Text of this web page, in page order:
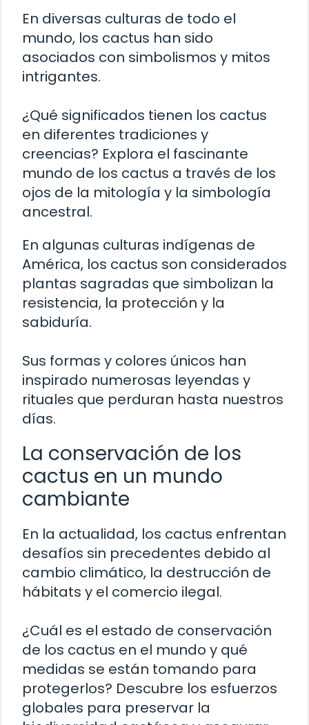
En diversas culturas de todo el
mundo, los cactus han sido
asociados con simbolismos y mitos
intrigantes.
¿Qué significados tienen los cactus
en diferentes tradiciones y
creencias? Explora el fascinante
mundo de los cactus a través de los
ojos de la mitología y la simbología
ancestral.
En algunas culturas indígenas de
América, los cactus son considerados
plantas sagradas que simbolizan la
resistencia, la protección y la
sabiduría.
Sus formas y colores únicos han
inspirado numerosas leyendas y
rituales que perduran hasta nuestros
días.
La conservación de los
cactus en un mundo
cambiante
En la actualidad, los cactus enfrentan
desafíos sin precedentes debido al
cambio climático, la destrucción de
hábitats y el comercio ilegal.
¿Cuál es el estado de conservación
de los cactus en el mundo y qué
medidas se están tomando para
protegerlos? Descubre los esfuerzos
globales para preservar la